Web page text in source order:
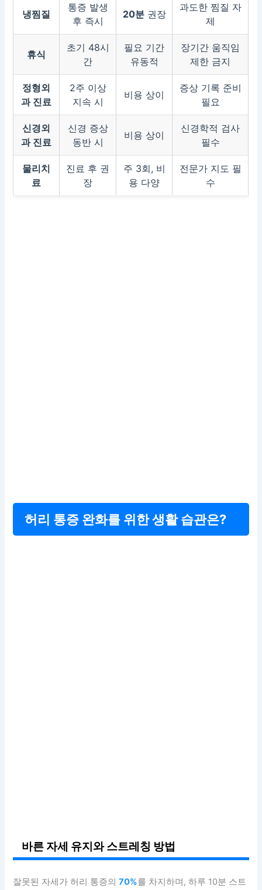
냉찜질
통증 발생
후 즉시
20분권장
과도한 찜질 자
제
휴식
초기 48시
간
필요 기간
유동적
장기간 움직임
제한 금지
정형외
과 진료
2주 이상
지속 시
비용 상이
증상 기록 준비
필요
신경외
과 진료
신경 증상
동반 시
비용 상이
신경학적 검사
필수
물리치
료
진료 후 권
장
주 3회, 비
용 다양
전문가 지도 필
수
허리 통증 완화를 위한 생활 습관은?
바른 자세 유지와 스트레칭 방법
잘못된 자세가 허리 통증의70%를 차지하며, 하루 10분 스트